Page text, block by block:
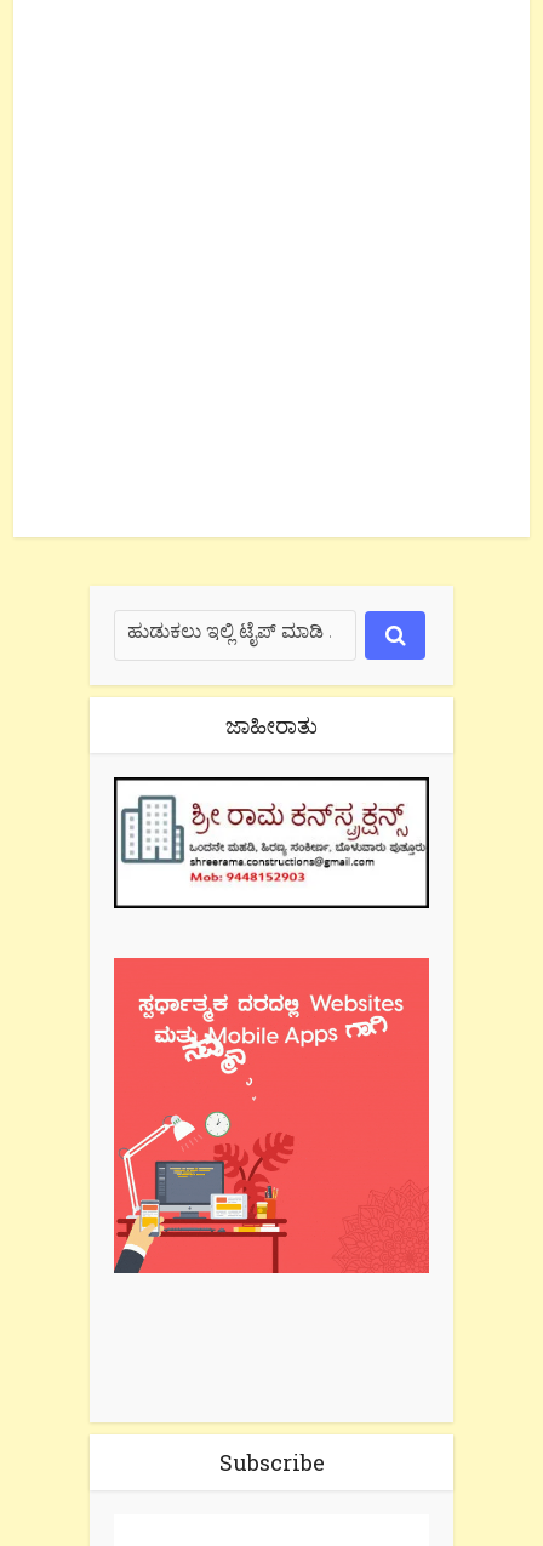
ಜಾಹೀರಾತು
Subscribe